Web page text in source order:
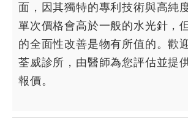
面，因其獨特的專利技術與高純
單次價格會高於一般的水光針，
的全面性改善是物有所值的。歡
荃威診所，由醫師為您評估並提
報價。